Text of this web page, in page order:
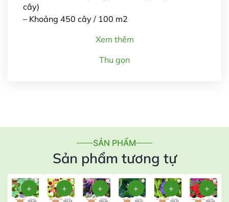
cây)
– Khoảng 450 cây / 100 m2
Xem thêm
Thu gọn
SẢN PHẨM
Sản phẩm tương tự
Gửi thông tin